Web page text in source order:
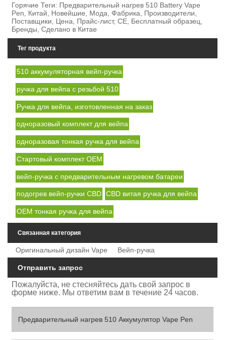
Горячие Теги: Предварительный нагрев 510 Battery Vape
Pen, Китай, Новейшие, Мода, Фабрика, Производители,
Поставщики, Цена, Прайс-лист, CE, Бесплатный образец,
Бренды, Сделано в Китае
Тег продукта
510 аккумуляторная вейп-ручка
ручка для вейпа с резьбой 510
Ручка для вейпа, изготовленная на заказ
одноразовый комплект для вейпа
одноразовая тонкая ручка для вейпа
Стартовый комплект OEM
вейп-ручка с предварительным нагревом батареи
подогрев вейп-ручки CBD CBD витая ручка для вейпа
OEM тонкая ручка для вейпа
Связанная категория
Оригинальный дизайн Vape Вейп-ручка
Отправить запрос
Пожалуйста, не стесняйтесь дать свой запрос в
форме ниже. Мы ответим вам в течение 24 часов.